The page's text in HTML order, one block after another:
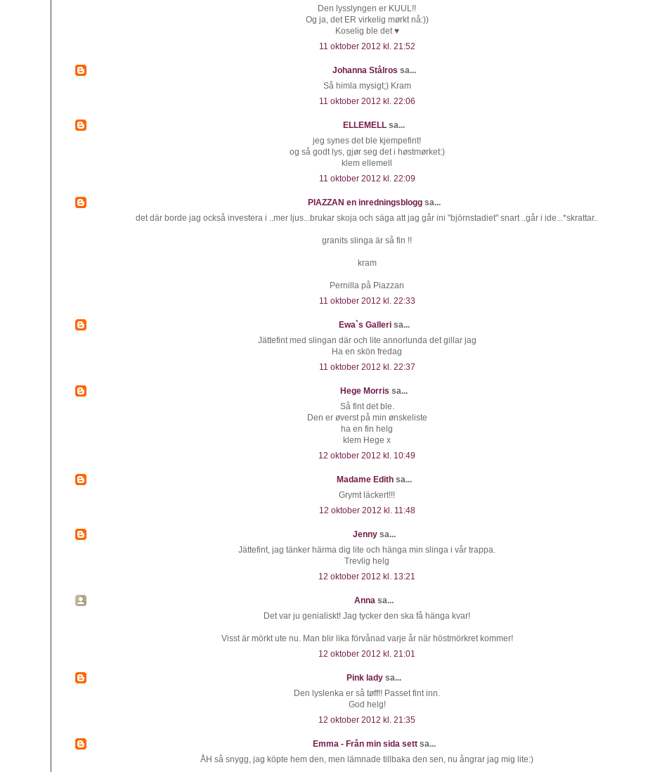
Den lysslyngen er KUUL!!
Og ja, det ER virkelig mørkt nå:))
Koselig ble det ♥
11 oktober 2012 kl. 21:52
Johanna Stålros sa...
Så himla mysigt;) Kram
11 oktober 2012 kl. 22:06
ELLEMELL sa...
jeg synes det ble kjempefint!
og så godt lys, gjør seg det i høstmørket:)
klem ellemell
11 oktober 2012 kl. 22:09
PIAZZAN en inredningsbloggsa...
det där borde jag också investera i ..mer ljus...brukar skoja och säga att jag går ini "björnstadiet" snart ..går i ide...*skrattar..
granits slinga är så fin !!
kram
Pernilla på Piazzan
11 oktober 2012 kl. 22:33
Ewa`s Gallerisa...
Jättefint med slingan där och lite annorlunda det gillar jag
Ha en skön fredag
11 oktober 2012 kl. 22:37
Hege Morris sa...
Så fint det ble.
Den er øverst på min ønskeliste
ha en fin helg
klem Hege x
12 oktober 2012 kl. 10:49
Madame Edithsa...
Grymt läckert!!!
12 oktober 2012 kl. 11:48
Jennysa...
Jättefint, jag tänker härma dig lite och hänga min slinga i vår trappa.
Trevlig helg
12 oktober 2012 kl. 13:21
Anna sa...
Det var ju genialiskt! Jag tycker den ska få hänga kvar!
Visst är mörkt ute nu. Man blir lika förvånad varje år när höstmörkret kommer!
12 oktober 2012 kl. 21:01
Pink lady sa...
Den lyslenka er så tøff!! Passet fint inn.
God helg!
12 oktober 2012 kl. 21:35
Emma - Från min sida settsa...
ÅH så snygg, jag köpte hem den, men lämnade tillbaka den sen, nu ångrar jag mig lite:)